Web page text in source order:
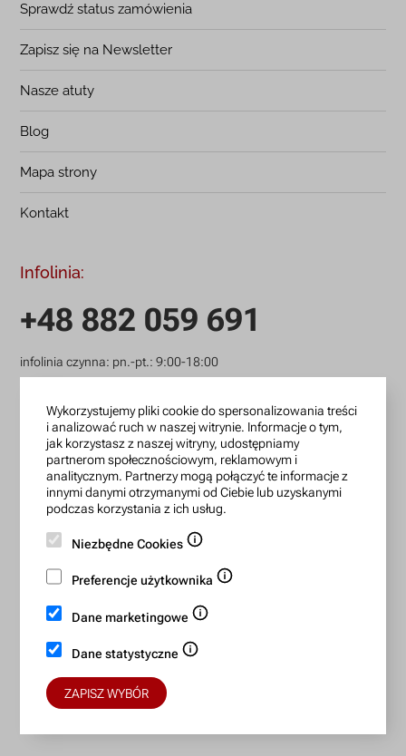
Sprawdź status zamówienia
Zapisz się na Newsletter
Nasze atuty
Blog
Mapa strony
Kontakt
Infolinia:
+48 882 059 691
infolinia czynna: pn.-pt.: 9:00-18:00
Pisząc w sprawie swojego zamówienia podaj w tytule
wiadomości numer, który otrzymałeś w potwierdzeniu.
Konto bankowe:
15 1140 2004 0000 3702 7470 6466
BIC/SWIFT: BREXPLPWMBK
Bezpieczne płatności:
Wykorzystujemy pliki cookie do spersonalizowania treści
i analizować ruch w naszej witrynie. Informacje o tym,
jak korzystasz z naszej witryny, udostępniamy
partnerom społecznościowym, reklamowym i
analitycznym. Partnerzy mogą połączyć te informacje z
innymi danymi otrzymanymi od Ciebie lub uzyskanymi
podczas korzystania z ich usług.
Niezbędne Cookies
Preferencje użytkownika
Dane marketingowe
Dane statystyczne
ZAPISZ WYBÓR